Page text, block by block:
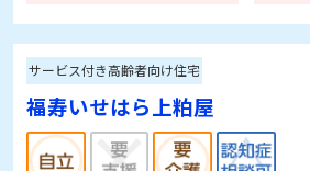
サービス付き高齢者向け住宅
福寿いせはら上粕屋